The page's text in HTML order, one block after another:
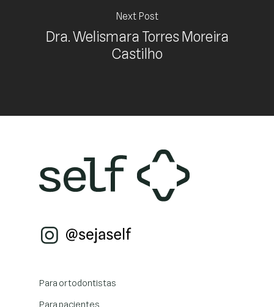
Next Post
Dra. Welismara Torres Moreira
Castilho
Para ortodontistas
Para pacientes